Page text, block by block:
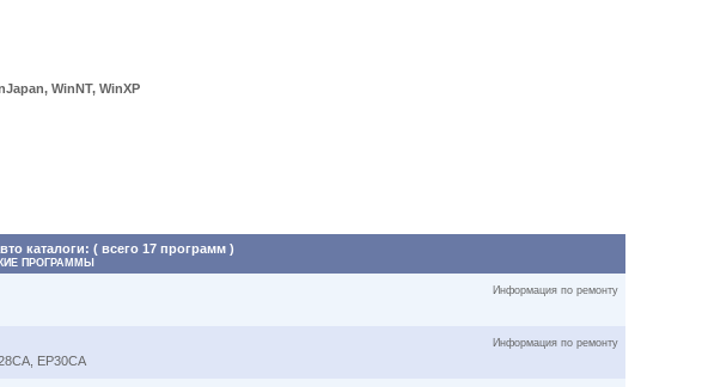
WinNT, WinXP
каталоги: ( всего 17 программ )
ПРОГРАММЫ
Информация по ремонту
EP30CA
Информация по ремонту